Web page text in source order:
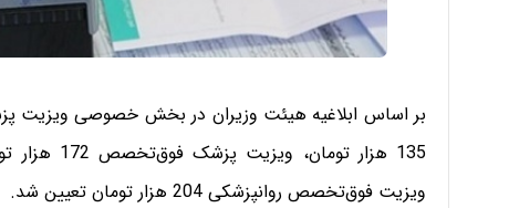
ویزیت فوق‌تخصص روانپزشکی 204 هزار تومان تعیین شد.